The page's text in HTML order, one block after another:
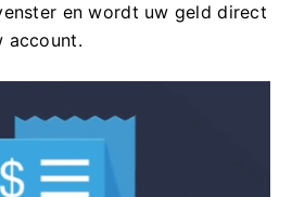
en wordt uw geld direct
account.